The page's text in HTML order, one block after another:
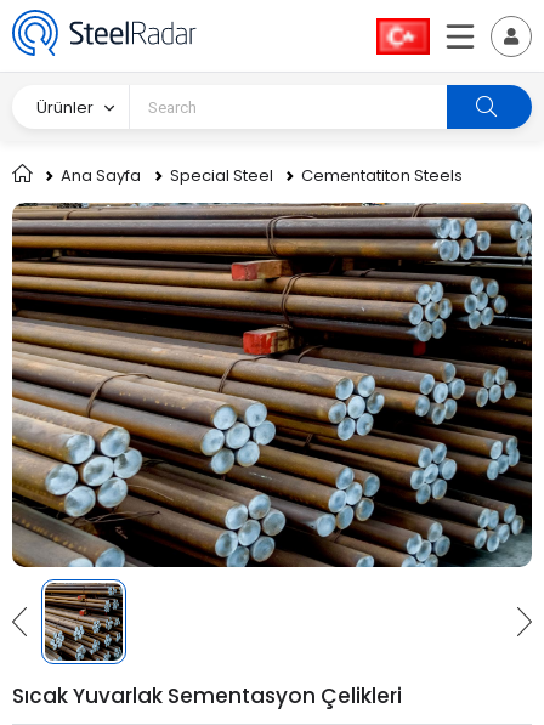
Ürünler
Ana Sayfa Special Steel Cementatiton Steels
Sıcak Yuvarlak Sementasyon Çelikleri